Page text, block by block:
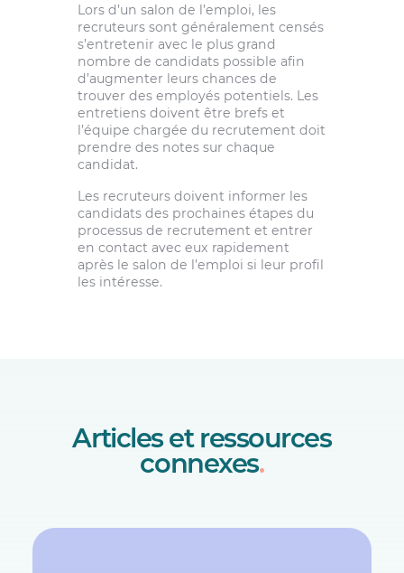
Lors d’un salon de l’emploi, les
recruteurs sont généralement censés
s’entretenir avec le plus grand
nombre de candidats possible afin
d’augmenter leurs chances de
trouver des employés potentiels. Les
entretiens doivent être brefs et
l’équipe chargée du recrutement doit
prendre des notes sur chaque
candidat.
Les recruteurs doivent informer les
candidats des prochaines étapes du
processus de recrutement et entrer
en contact avec eux rapidement
après le salon de l’emploi si leur profil
les intéresse.
Articles et ressources
connexes.